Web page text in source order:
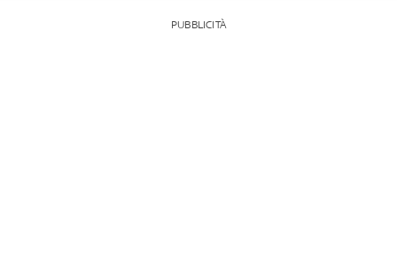
PUBBLICITÀ